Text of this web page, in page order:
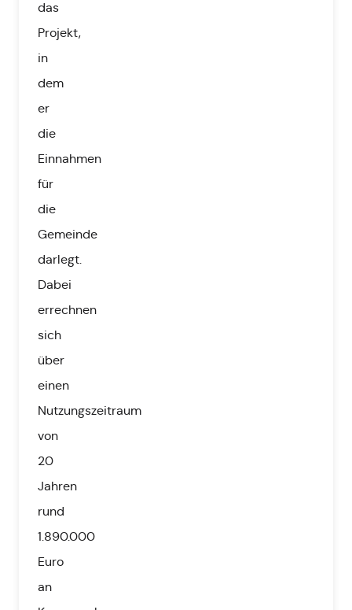
das
Projekt,
in
dem
er
die
Einnahmen
für
die
Gemeinde
darlegt.
Dabei
errechnen
sich
über
einen
Nutzungszeitraum
von
20
Jahren
rund
1.890.000
Euro
an